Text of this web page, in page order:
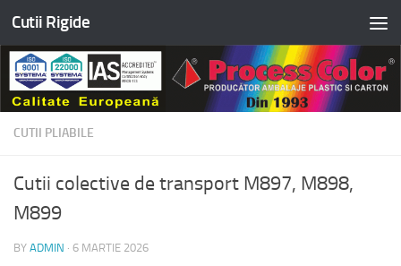
Skip to content
Cutii Rigide
CUTII PLIABILE
Cutii colective de transport M897, M898,
M899
BY ADMIN · 6 MARTIE 2026